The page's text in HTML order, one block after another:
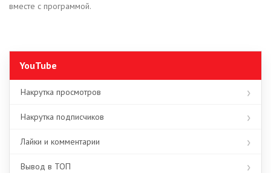
вместе с программой.
YouTube
Накрутка просмотров
Накрутка подписчиков
Лайки и комментарии
Вывод в ТОП